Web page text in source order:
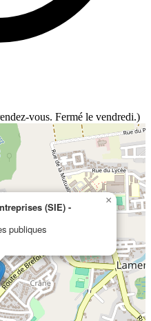
vous. Fermé le vendredi.)
(SIE) -
publiques
×